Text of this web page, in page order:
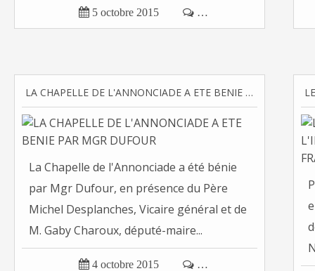
 5 octobre 2015  …
LA CHAPELLE DE L'ANNONCIADE A ETE BENIE PAR MGR DUFOUR
La Chapelle de l'Annonciade a été bénie
par Mgr Dufour, en présence du Père
Michel Desplanches, Vicaire général et de
M. Gaby Charoux, député-maire...
 4 octobre 2015  …